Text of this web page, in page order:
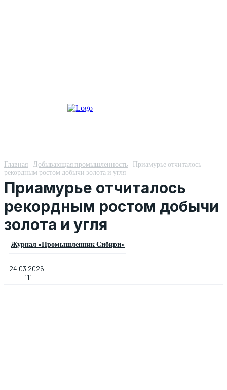
Главная Добывающая промышленность
Приамурье отчиталось
рекордным ростом добычи золота и угля
Приамурье отчиталось
рекордным ростом добычи
золота и угля
Журнал «Промышленник Сибири»
24.03.2026
111